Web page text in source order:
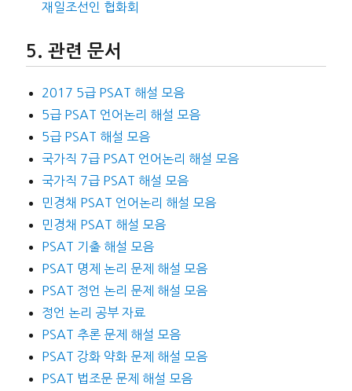
재일조선인 협화회
관련 문서
2017 5급 PSAT 해설 모음
5급 PSAT 언어논리 해설 모음
5급 PSAT 해설 모음
국가직 7급 PSAT 언어논리 해설 모음
국가직 7급 PSAT 해설 모음
민경채 PSAT 언어논리 해설 모음
민경채 PSAT 해설 모음
PSAT 기출 해설 모음
PSAT 명제 논리 문제 해설 모음
PSAT 정언 논리 문제 해설 모음
정언 논리 공부 자료
PSAT 추론 문제 해설 모음
PSAT 강화 약화 문제 해설 모음
PSAT 법조문 문제 해설 모음